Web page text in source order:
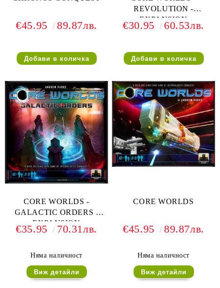
€45.95 89.87лв.
REVOLUTION -
EXPANSION
€30.95 60.53лв.
CORE WORLDS -
GALACTIC ORDERS -
EXPANSION
€35.95 70.31лв.
Няма наличност
Виж детайли
CORE WORLDS
€45.95 89.87лв.
Няма наличност
Виж детайли